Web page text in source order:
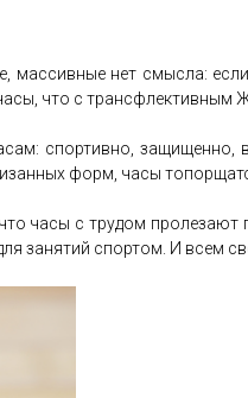
нет смысла:
что с трансфлективным
спортивно,
форм, часы
часы с трудом пролезают
занятий спортом. И всем